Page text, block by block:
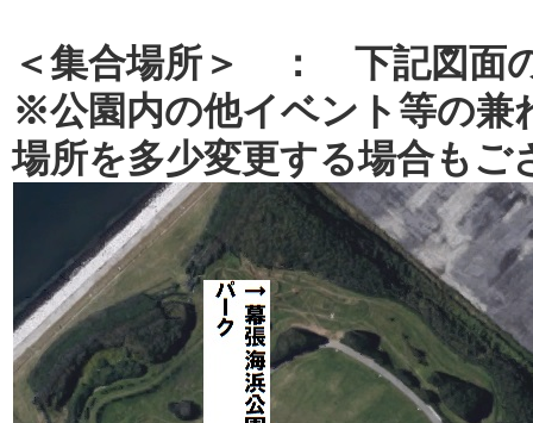
＜集合場所＞ ： 下記図面
※公園内の他イベント等の兼
場所を多少変更する場合もご